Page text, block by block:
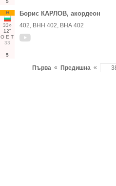
5
Н
33○
12"
О Е Т
33
5
Борис КАРЛОВ, акордеон
402, ВНН 402, ВНА 402
Първа « Предишна «